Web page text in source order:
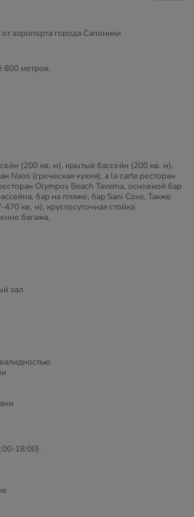
аэропорта города Салоники
600 метров.
(200 кв. м), крытый бассейн (200 кв. м).
Naos (греческая кухня), a la carte ресторан
Olympos Beach Taverna, основной бар
бар на пляже, бар Sani Cove. Также
кв. м), круглосуточная стойка
багажа.
зал
18:00).